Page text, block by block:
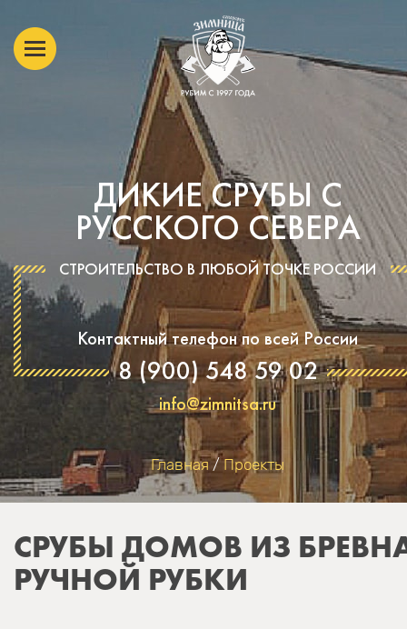
ДИКИЕ СРУБЫ С
РУССКОГО СЕВЕРА
СТРОИТЕЛЬСТВО В ЛЮБОЙ ТОЧКЕ РОССИИ
Контактный телефон по всей России
8 (900) 548 59 02
info@zimnitsa.ru
Главная / Проекты
СРУБЫ ДОМОВ ИЗ
РУЧНОЙ РУБКИ